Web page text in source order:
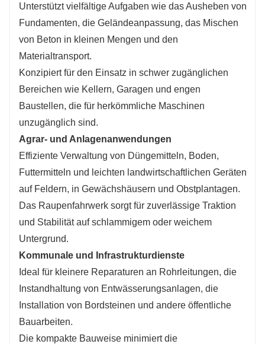
Unterstützt vielfältige Aufgaben wie das Ausheben von
Fundamenten, die Geländeanpassung, das Mischen
von Beton in kleinen Mengen und den
Materialtransport.
Konzipiert für den Einsatz in schwer zugänglichen
Bereichen wie Kellern, Garagen und engen
Baustellen, die für herkömmliche Maschinen
unzugänglich sind.
Agrar- und Anlagenanwendungen
Effiziente Verwaltung von Düngemitteln, Boden,
Futtermitteln und leichten landwirtschaftlichen Geräten
auf Feldern, in Gewächshäusern und Obstplantagen.
Das Raupenfahrwerk sorgt für zuverlässige Traktion
und Stabilität auf schlammigem oder weichem
Untergrund.
Kommunale und Infrastrukturdienste
Ideal für kleinere Reparaturen an Rohrleitungen, die
Instandhaltung von Entwässerungsanlagen, die
Installation von Bordsteinen und andere öffentliche
Bauarbeiten.
Die kompakte Bauweise minimiert die